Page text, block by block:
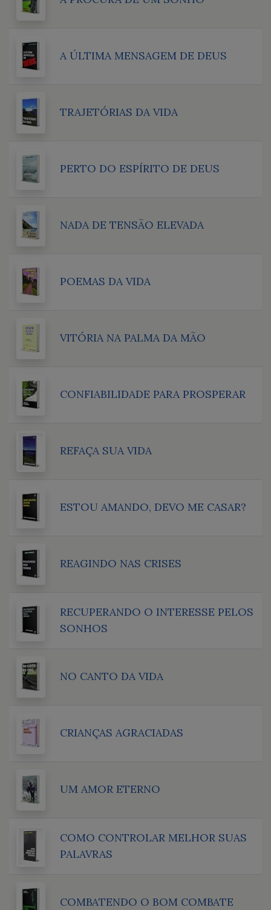
A ÚLTIMA MENSAGEM DE DEUS
TRAJETÓRIAS DA VIDA
PERTO DO ESPÍRITO DE DEUS
NADA DE TENSÃO ELEVADA
POEMAS DA VIDA
VITÓRIA NA PALMA DA MÃO
CONFIABILIDADE PARA PROSPERAR
REFAÇA SUA VIDA
ESTOU AMANDO, DEVO ME CASAR?
REAGINDO NAS CRISES
RECUPERANDO O INTERESSE PELOS
SONHOS
NO CANTO DA VIDA
CRIANÇAS AGRACIADAS
UM AMOR ETERNO
COMO CONTROLAR MELHOR SUAS
PALAVRAS
COMBATENDO O BOM COMBATE